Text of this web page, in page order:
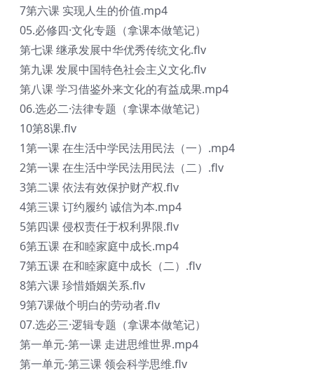
7第六课 实现人生的价值.mp4
05.必修四·文化专题（拿课本做笔记）
第七课 继承发展中华优秀传统文化.flv
第九课 发展中国特色社会主义文化.flv
第八课 学习借鉴外来文化的有益成果.mp4
06.选必二·法律专题（拿课本做笔记）
10第8课.flv
1第一课 在生活中学民法用民法（一）.mp4
2第一课 在生活中学民法用民法（二）.flv
3第二课 依法有效保护财产权.flv
4第三课 订约履约 诚信为本.mp4
5第四课 侵权责任于权利界限.flv
6第五课 在和睦家庭中成长.mp4
7第五课 在和睦家庭中成长（二）.flv
8第六课 珍惜婚姻关系.flv
9第7课做个明白的劳动者.flv
07.选必三·逻辑专题（拿课本做笔记）
第一单元-第一课 走进思维世界.mp4
第一单元-第三课 领会科学思维.flv